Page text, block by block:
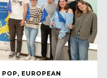
EUROPEAN